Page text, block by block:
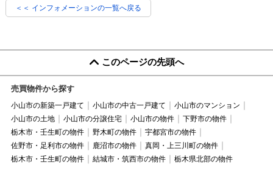
＜＜ インフォメーションの一覧へ戻る
このページの先頭へ
売買物件から探す
小山市の新築一戸建て 小山市の中古一戸建て
小山市のマンション
小山市の土地
小山市の分譲住宅 小山市の物件
下野市の物件
栃木市・壬生町の物件
野木町の物件
宇都宮市の物件
佐野市・足利市の物件
鹿沼市の物件
真岡・上三川町の物件
栃木市・壬生町の物件
結城市・筑西市の物件 栃木県北部の物件